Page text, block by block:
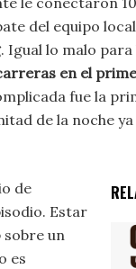
del equipo local
. Igual lo malo
en el
fue la
de la noche
de
Estar
sobre un
es